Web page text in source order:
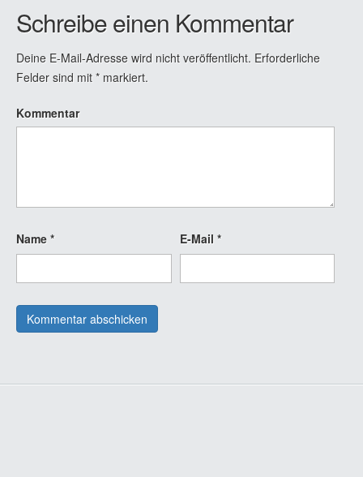
Schreibe einen Kommentar
Deine E-Mail-Adresse wird nicht veröffentlicht. Erforderliche
Felder sind mit * markiert.
Kommentar
Name * E-Mail *